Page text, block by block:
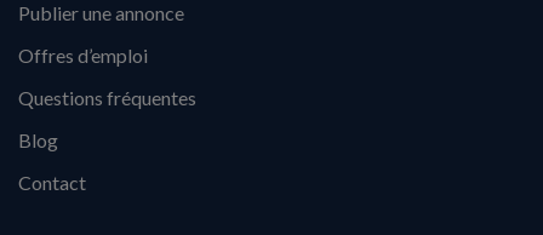
Publier une annonce
Offres d’emploi
Questions fréquentes
Blog
Contact